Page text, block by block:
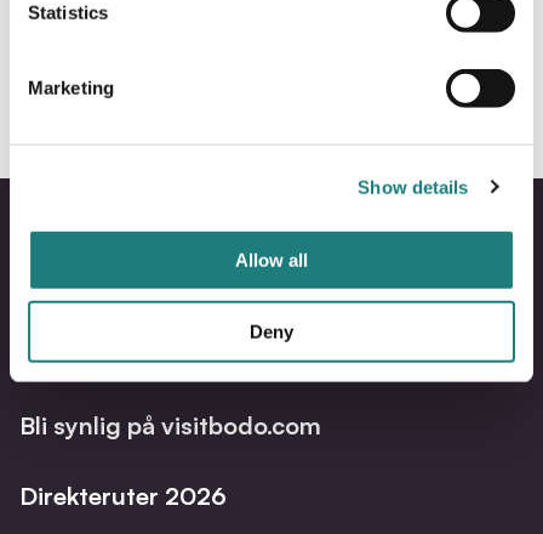
Statistics
Marketing
Show details
Allow all
Deny
Bodo
Bli synlig på visitbodo.com
Direkteruter 2026